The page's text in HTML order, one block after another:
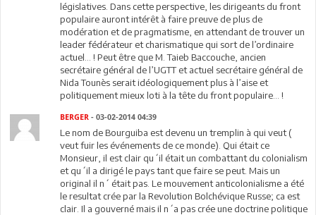
législatives. Dans cette perspective, les dirigeants du front
populaire auront intérêt à faire preuve de plus de
modération et de pragmatisme, en attendant de trouver un
leader fédérateur et charismatique qui sort de l’ordinaire
actuel… ! Peut être que M. Taieb Baccouche, ancien
secrétaire général de l’UGTT et actuel secrétaire général de
Nida Tounès serait idéologiquement plus à l’aise et
politiquement mieux loti à la tête du front populaire… !
BERGER - 03-02-2014 04:39
Le nom de Bourguiba est devenu un tremplin à qui veut (
veut fuir les événements de ce monde). Qui était ce
Monsieur, il est clair qu´il était un combattant du colonialism
et qu´il a dirigé le pays tant que faire se peut. Mais un
original il n´ était pas. Le mouvement anticolonialisme a été
le resultat crée par la Revolution Bolchévique Russe; ca est
clair. Il a gouverné mais il n´a pas crée une doctrine politique